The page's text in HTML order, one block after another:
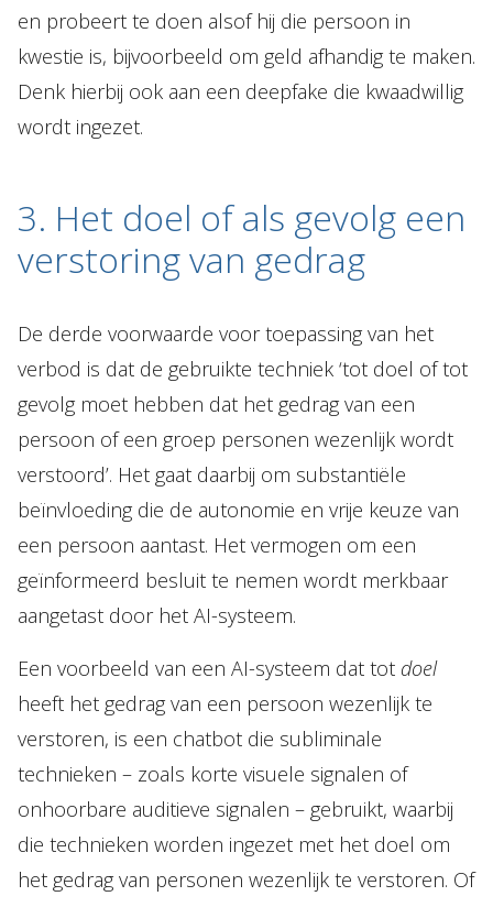
en probeert te doen alsof hij die persoon in
kwestie is, bijvoorbeeld om geld afhandig te maken.
Denk hierbij ook aan een deepfake die kwaadwillig
wordt ingezet.
3. Het doel of als gevolg een
verstoring van gedrag
De derde voorwaarde voor toepassing van het
verbod is dat de gebruikte techniek ‘tot doel of tot
gevolg moet hebben dat het gedrag van een
persoon of een groep personen wezenlijk wordt
verstoord’. Het gaat daarbij om substantiële
beïnvloeding die de autonomie en vrije keuze van
een persoon aantast. Het vermogen om een
geïnformeerd besluit te nemen wordt merkbaar
aangetast door het AI-systeem.
Een voorbeeld van een AI-systeem dat tot doel
heeft het gedrag van een persoon wezenlijk te
verstoren, is een chatbot die subliminale
technieken – zoals korte visuele signalen of
onhoorbare auditieve signalen – gebruikt, waarbij
die technieken worden ingezet met het doel om
het gedrag van personen wezenlijk te verstoren. Of